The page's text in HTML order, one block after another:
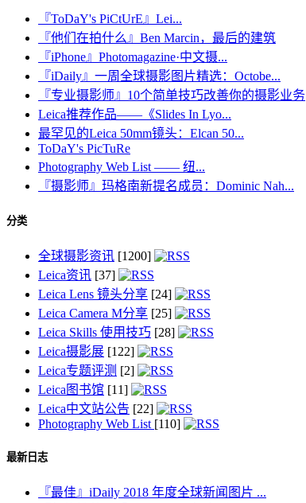
『ToDaY's PiCtUrE』Lei...
『他们在拍什么』Ben Marcin，最后的建筑
『iPhone』Photomagazine·中文摄...
『iDaily』一周全球摄影图片精选：Octobe...
『专业摄影师』10个简单技巧改善你的摄影业务
Leica推荐作品——《Slides In Lyo...
最罕见的Leica 50mm镜头：Elcan 50...
ToDaY's PicTuRe
Photography Web List —— 纽...
『摄影师』玛格南新提名成员：Dominic Nah...
分类
全球摄影资讯 [1200]
Leica资讯 [37]
Leica Lens 镜头分享 [24]
Leica Camera M分享 [25]
Leica Skills 使用技巧 [28]
Leica摄影展 [122]
Leica专题评测 [2]
Leica图书馆 [11]
Leica中文站公告 [22]
Photography Web List [110]
最新日志
『最佳』iDaily 2018 年度全球新闻图片 ...